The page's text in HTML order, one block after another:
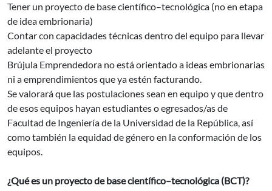
Tener un proyecto de base científico–tecnológica (no en etapa
de idea embrionaria)
Contar con capacidades técnicas dentro del equipo para llevar
adelante el proyecto
Brújula Emprendedora no está orientado a ideas embrionarias
ni a emprendimientos que ya estén facturando.
Se valorará que las postulaciones sean en equipo y que dentro
de esos equipos hayan estudiantes o egresados/as de
Facultad de Ingeniería de la Universidad de la República, así
como también la equidad de género en la conformación de los
equipos.
¿Qué es un proyecto de base científico–tecnológica (BCT)?